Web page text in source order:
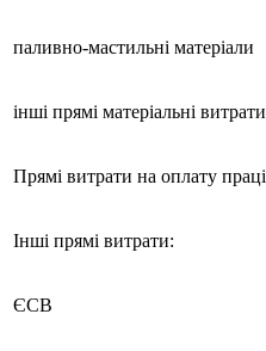
паливно-мастильні матеріали
інші прямі матеріальні витрати
Прямі витрати на оплату праці
Інші прямі витрати:
ЄСВ